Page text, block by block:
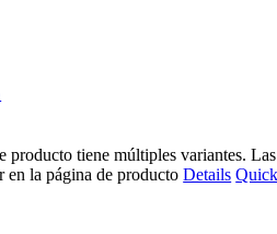
producto tiene múltiples variantes. Las
en la página de productoDetails